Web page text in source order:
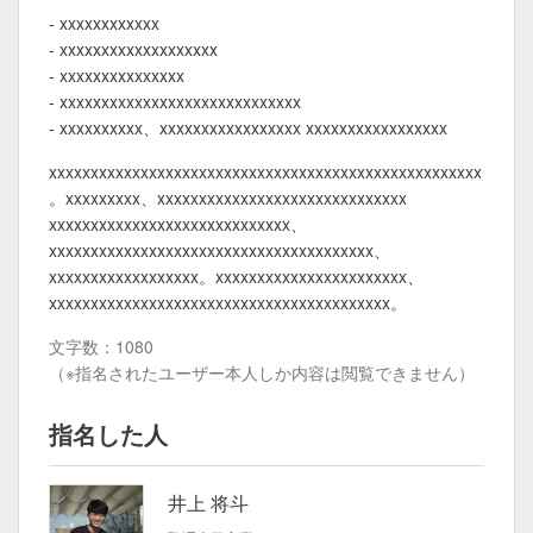
- xxxxxxxxxxxx
- xxxxxxxxxxxxxxxxxxx
- xxxxxxxxxxxxxxx
- xxxxxxxxxxxxxxxxxxxxxxxxxxxxx
- xxxxxxxxxx、xxxxxxxxxxxxxxxxx xxxxxxxxxxxxxxxxx
xxxxxxxxxxxxxxxxxxxxxxxxxxxxxxxxxxxxxxxxxxxxxxxxxxxx
。xxxxxxxxx、xxxxxxxxxxxxxxxxxxxxxxxxxxxxxx
xxxxxxxxxxxxxxxxxxxxxxxxxxxxx、
xxxxxxxxxxxxxxxxxxxxxxxxxxxxxxxxxxxxxxx、
xxxxxxxxxxxxxxxxxx。xxxxxxxxxxxxxxxxxxxxxxx、
xxxxxxxxxxxxxxxxxxxxxxxxxxxxxxxxxxxxxxxxx。
文字数：1080
（※指名されたユーザー本人しか内容は閲覧できません）
指名した人
井上 将斗